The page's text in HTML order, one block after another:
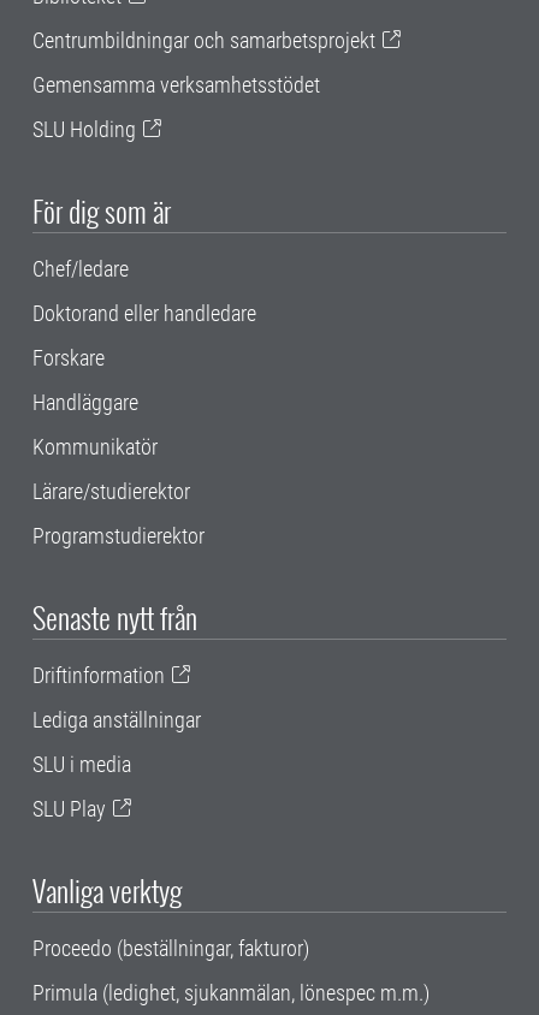
Centrumbildningar och samarbetsprojekt
Gemensamma verksamhetsstödet
SLU Holding
För dig som är
Chef/ledare
Doktorand eller handledare
Forskare
Handläggare
Kommunikatör
Lärare/studierektor
Programstudierektor
Senaste nytt från
Driftinformation
Lediga anställningar
SLU i media
SLU Play
Vanliga verktyg
Proceedo (beställningar, fakturor)
Primula (ledighet, sjukanmälan, lönespec m.m.)